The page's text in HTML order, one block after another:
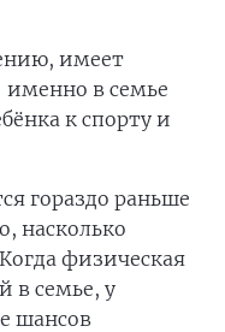
имеет
в семье
к спорту и
гораздо раньше
насколько
физическая
в семье, у
шансов